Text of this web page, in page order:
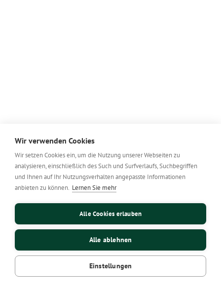
Wir verwenden Cookies
Wir setzen Cookies ein, um die Nutzung unserer Webseiten zu
analysieren, einschließlich des Such und Surfverlaufs, Suchbegriffen
und Ihnen auf Ihr Nutzungsverhalten angepasste Informationen
anbieten zu können. Lernen Sie mehr
Alle Cookies erlauben
Alle ablehnen
Einstellungen